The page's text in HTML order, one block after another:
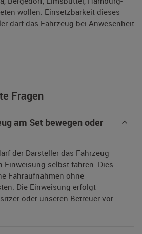
wollen. Einsetzbarkeit dieses
darf das Fahrzeug bei Anwesenheit
Fragen
am Set bewegen oder
der Darsteller das Fahrzeug
Einweisung selbst fahren. Dies
Fahraufnahmen ohne
Die Einweisung erfolgt
oder unseren Betreuer vor